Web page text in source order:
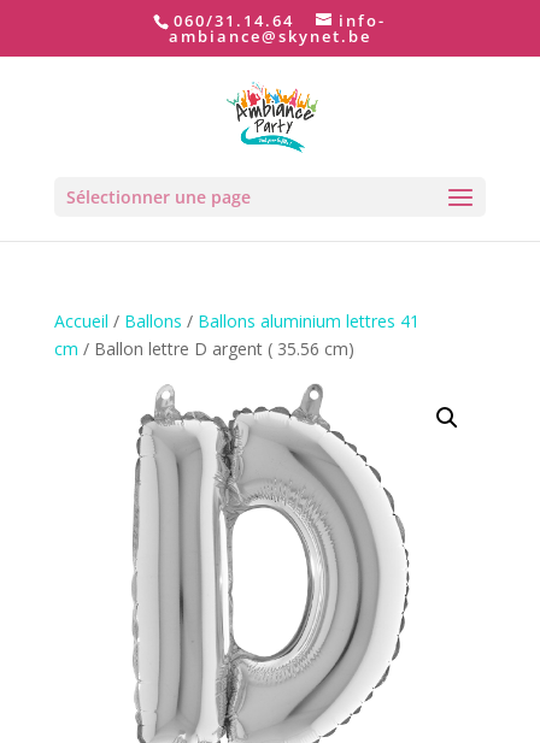
060/31.14.64 info-
ambiance@skynet.be
Sélectionner une page
Accueil / Ballons / Ballons aluminium lettres 41
cm / Ballon lettre D argent ( 35.56 cm)